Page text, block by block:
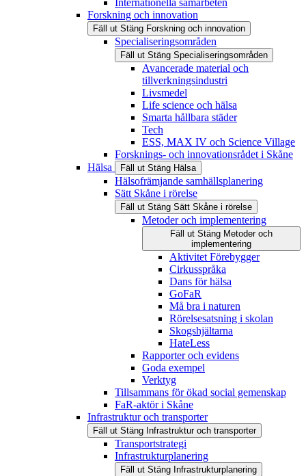
Internationella samarbeten
Forskning och innovation
Fäll ut Stäng Forskning och innovation
Specialiseringsområden
Fäll ut Stäng Specialiseringsområden
Avancerade material och
tillverkningsindustri
Livsmedel
Life science och hälsa
Smarta hållbara städer
Tech
ESS, MAX IV och Science Village
Forsknings- och innovationsrådet i Skåne
Hälsa
Fäll ut Stäng Hälsa
Hälsofrämjande samhällsplanering
Sätt Skåne i rörelse
Fäll ut Stäng Sätt Skåne i rörelse
Metoder och implementering
Fäll ut Stäng Metoder och
implementering
Aktivitet Förebygger
Cirkusspråka
Dans för hälsa
GoFaR
Må bra i naturen
Rörelsesatsning i skolan
Skogshjältarna
HateLess
Rapporter och evidens
Goda exempel
Verktyg
Tillsammans för ökad social gemenskap
FaR-aktör i Skåne
Infrastruktur och transporter
Fäll ut Stäng Infrastruktur och transporter
Transportstrategi
Infrastrukturplanering
Fäll ut Stäng Infrastrukturplanering